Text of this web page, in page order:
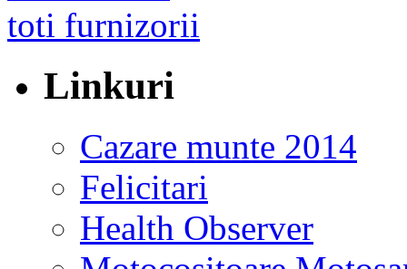
Linkuri
Cazare munte 2014
Felicitari
Health Observer